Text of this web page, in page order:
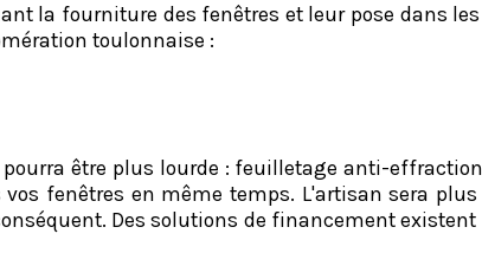
la fourniture des fenêtres et leur pose dans
toulonnaise :
être plus lourde : feuilletage anti-
fenêtres en même temps. L'artisan sera
Des solutions de financement